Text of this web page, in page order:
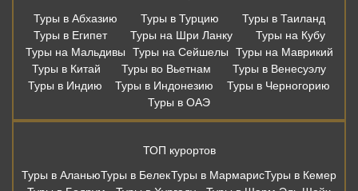
Туры в Абхазию
Туры в Турцию
Туры в Таиланд
Туры в Египет
Туры на Шри Ланку
Туры на Кубу
Туры на Мальдивы
Туры на Сейшелы
Туры на Маврикий
Туры в Китай
Туры во Вьетнам
Туры в Венесуэлу
Туры в Индию
Туры в Индонезию
Туры в Черногорию
Туры в ОАЭ
ТОП курортов
Туры в АланьюТуры в БелекТуры в МармарисТуры в Кемер